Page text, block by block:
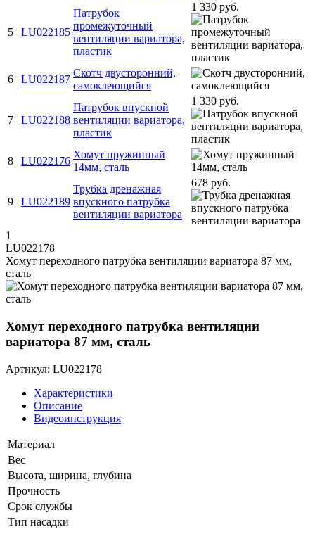
5 LU022185
Патрубок
промежуточный
вентиляции вариатора,
пластик
1 330 руб.
6 LU022187
Скотч двусторонний,
самоклеющийся
7 LU022188
Патрубок впускной
вентиляции вариатора,
пластик
1 330 руб.
8 LU022176
Хомут пружинный
14мм, сталь
9 LU022189
Трубка дренажная
впускного патрубка
вентиляции вариатора
678 руб.
1
LU022178
Хомут переходного патрубка вентиляции вариатора 87 мм,
сталь
Хомут переходного патрубка вентиляции
вариатора 87 мм, сталь
Артикул: LU022178
Характеристики
Описание
Видеоинструкция
Материал
Вес
Высота, ширина, глубина
Прочность
Срок службы
Тип насадки